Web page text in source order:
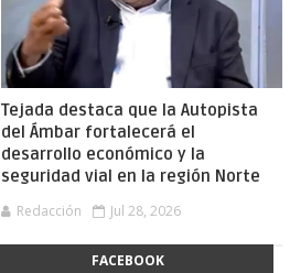
Tejada destaca que la Autopista
del Ámbar fortalecerá el
desarrollo económico y la
seguridad vial en la región Norte
Redacción Jul 28, 2026
FACEBOOK